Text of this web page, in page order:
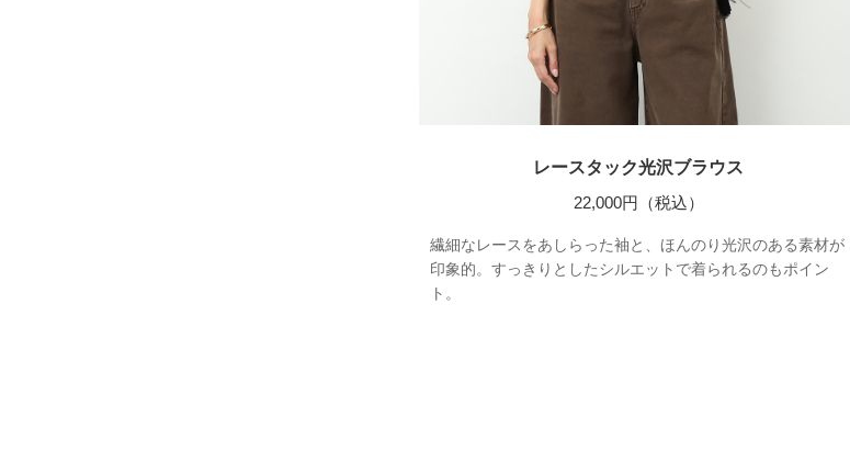
レースタック光沢ブラウス
22,000円（税込）
繊細なレースをあしらった袖と、ほんのり光沢のある素材が
印象的。すっきりとしたシルエットで着られるのもポイン
ト。